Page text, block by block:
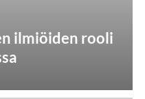
ilmiöiden rooli